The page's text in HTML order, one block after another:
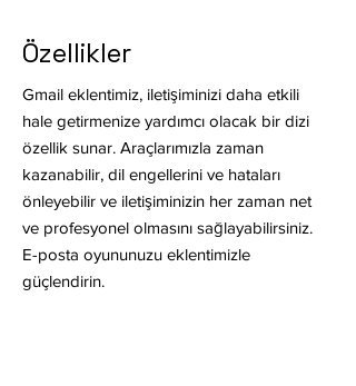
Özellikler
Gmail eklentimiz, iletişiminizi daha etkili
hale getirmenize yardımcı olacak bir dizi
özellik sunar. Araçlarımızla zaman
kazanabilir, dil engellerini ve hataları
önleyebilir ve iletişiminizin her zaman net
ve profesyonel olmasını sağlayabilirsiniz.
E-posta oyununuzu eklentimizle
güçlendirin.